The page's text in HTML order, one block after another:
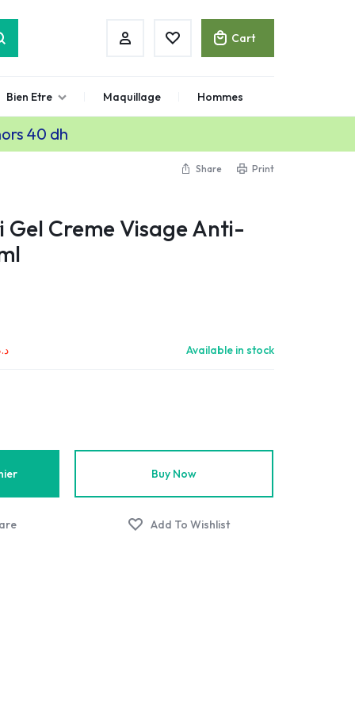
Cart
Bien Etre Maquillage Hommes
40 dh
Share Print
Gel Creme Visage Anti-
Available in stock
Buy Now